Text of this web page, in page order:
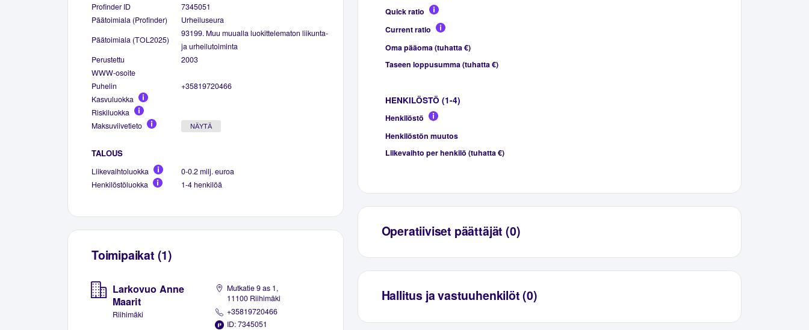
Profinder ID
7345051
Päätoimiala (Profinder)
Urheiluseura
Päätoimiala (TOL2025)
93199. Muu muualla luokittelematon liikunta-
ja urheilutoiminta
Perustettu
2003
WWW-osoite
Puhelin
+35819720466
Kasvuluokka
Riskiluokka
Maksuviivetieto
NÄYTÄ
TALOUS
Liikevaihtoluokka
0-0.2 milj. euroa
Henkilöstöluokka
1-4 henkilöä
Toimipaikat (1)
Larkovuo Anne
Maarit
Riihimäki
Mutkatie 9 as 1,
11100 Riihimäki
+35819720466
ID: 7345051
Quick ratio
Current ratio
Oma pääoma (tuhatta €)
Taseen loppusumma (tuhatta €)
HENKILÖSTÖ (1-4)
Henkilöstö
Henkilöstön muutos
Liikevaihto per henkilö (tuhatta €)
Operatiiviset päättäjät (0)
Hallitus ja vastuuhenkilöt (0)